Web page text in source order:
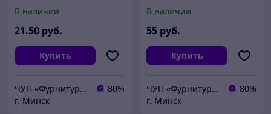
В наличии
21.50 руб.
Купить
ЧУП «Фурнитурка-бай»
80%
г. Минск
В наличии
55 руб.
Купить
ЧУП «Фурнитурка-бай»
80%
г. Минск